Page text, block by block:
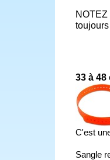
33 à
C'est
Sangle